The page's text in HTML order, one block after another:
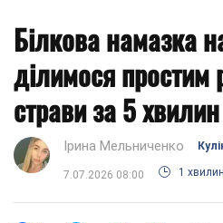
Білкова намазка
ділимося простим
страви за 5 хвилин
Ірина Мельниченко
7.07.2026 08:00 1